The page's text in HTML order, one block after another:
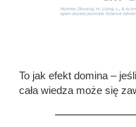
To jak efekt domina –
cała wiedza może się